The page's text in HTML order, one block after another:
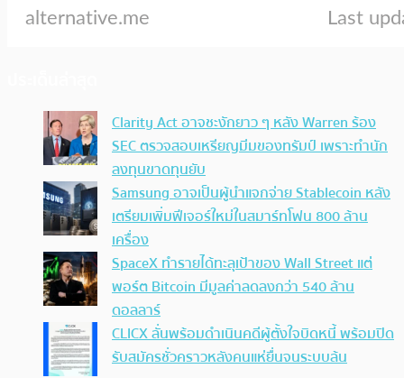
Clarity Act อาจชะงักยาว ๆ หลัง Warren ร้อง
SEC ตรวจสอบเหรียญมีมของทรัมป์ เพราะทำนัก
ลงทุนขาดทุนยับ
Samsung อาจเป็นผู้นำแจกจ่าย Stablecoin หลัง
เตรียมเพิ่มฟีเจอร์ใหม่ในสมาร์ทโฟน 800 ล้าน
เครื่อง
SpaceX ทำรายได้ทะลุเป้าของ Wall Street แต่
พอร์ต Bitcoin มีมูลค่าลดลงกว่า 540 ล้าน
ดอลลาร์
CLICX ลั่นพร้อมดำเนินคดีผู้ตั้งใจบิดหนี้ พร้อมปิด
รับสมัครชั่วคราวหลังคนแห่ยื่นจนระบบล้น